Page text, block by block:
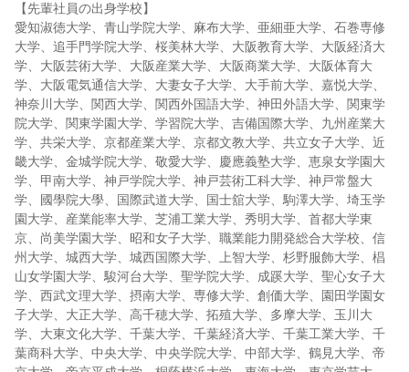
【先輩社員の出身学校】
愛知淑徳大学、青山学院大学、麻布大学、亜細亜大学、石巻専修
大学、追手門学院大学、桜美林大学、大阪教育大学、大阪経済大
学、大阪芸術大学、大阪産業大学、大阪商業大学、大阪体育大
学、大阪電気通信大学、大妻女子大学、大手前大学、嘉悦大学、
神奈川大学、関西大学、関西外国語大学、神田外語大学、関東学
院大学、関東学園大学、学習院大学、吉備国際大学、九州産業大
学、共栄大学、京都産業大学、京都文教大学、共立女子大学、近
畿大学、金城学院大学、敬愛大学、慶應義塾大学、恵泉女学園大
学、甲南大学、神戸学院大学、神戸芸術工科大学、神戸常盤大
学、國學院大學、国際武道大学、国士舘大学、駒澤大学、埼玉学
園大学、産業能率大学、芝浦工業大学、秀明大学、首都大学東
京、尚美学園大学、昭和女子大学、職業能力開発総合大学校、信
州大学、城西大学、城西国際大学、上智大学、杉野服飾大学、椙
山女学園大学、駿河台大学、聖学院大学、成蹊大学、聖心女子大
学、西武文理大学、摂南大学、専修大学、創価大学、園田学園女
子大学、大正大学、高千穂大学、拓殖大学、多摩大学、玉川大
学、大東文化大学、千葉大学、千葉経済大学、千葉工業大学、千
葉商科大学、中央大学、中央学院大学、中部大学、鶴見大学、帝